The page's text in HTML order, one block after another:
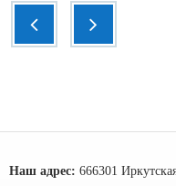
Наш адрес: 666301